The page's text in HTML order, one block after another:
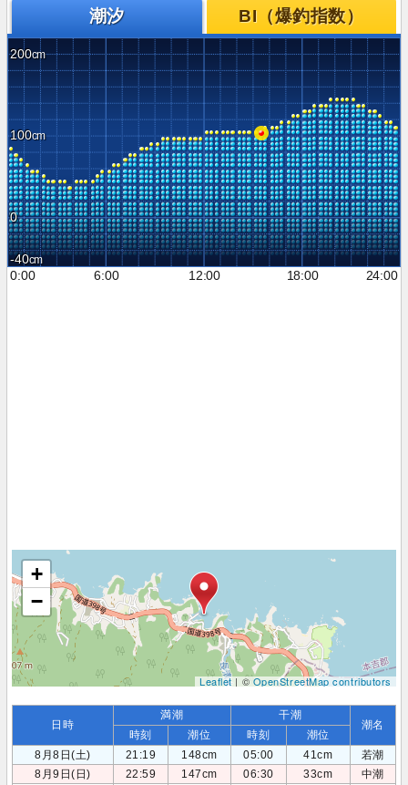
潮汐 BI（爆釣指数）
200
100
0
-40
0:00
6:00 12:00 18:00 24:00
+
−
Leaflet| ©OpenStreetMap contributors
日時
満潮 干潮
潮名
時刻 潮位 時刻
潮位
8月8日(土)
21:19 148cm 05:00 41cm
若潮
8月9日(日)
22:59 147cm 06:30 33cm
中潮